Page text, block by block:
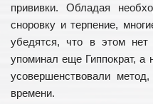
Семена и рассада
Бизнес идеи
Строительство
прививки. Обладая
сноровку и терпение,
убедятся, что в этом нет
упоминал еще Гиппократ,
усовершенствовали
времени.